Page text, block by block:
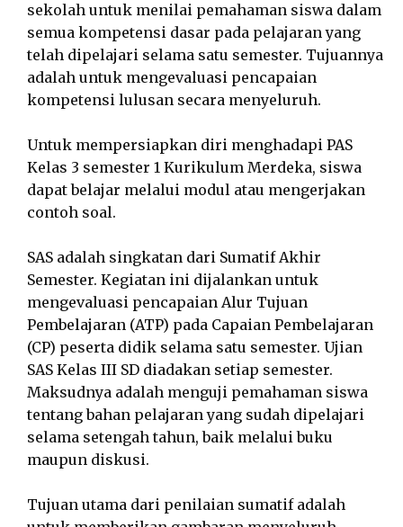
sekolah untuk menilai pemahaman siswa dalam
semua kompetensi dasar pada pelajaran yang
telah dipelajari selama satu semester. Tujuannya
adalah untuk mengevaluasi pencapaian
kompetensi lulusan secara menyeluruh.
Untuk mempersiapkan diri menghadapi PAS
Kelas 3 semester 1 Kurikulum Merdeka, siswa
dapat belajar melalui modul atau mengerjakan
contoh soal.
SAS adalah singkatan dari Sumatif Akhir
Semester. Kegiatan ini dijalankan untuk
mengevaluasi pencapaian Alur Tujuan
Pembelajaran (ATP) pada Capaian Pembelajaran
(CP) peserta didik selama satu semester. Ujian
SAS Kelas III SD diadakan setiap semester.
Maksudnya adalah menguji pemahaman siswa
tentang bahan pelajaran yang sudah dipelajari
selama setengah tahun, baik melalui buku
maupun diskusi.
Tujuan utama dari penilaian sumatif adalah